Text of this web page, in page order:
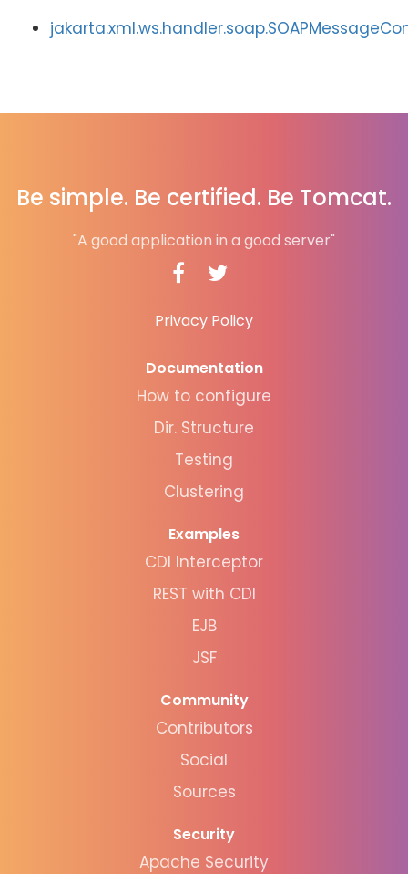
Be simple. Be certified. Be Tomcat.
"A good application in a good server"
Privacy Policy
Documentation
How to configure
Dir. Structure
Testing
Clustering
Examples
CDI Interceptor
REST with CDI
EJB
JSF
Community
Contributors
Social
Sources
Security
Apache Security